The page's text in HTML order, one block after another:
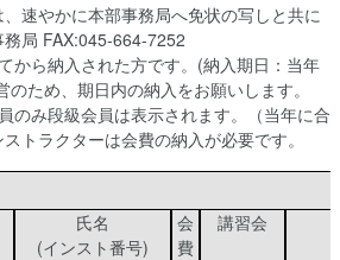
速やかに本部事務局へ免状の写しと共に
局 FAX:045-664-7252
から納入された方です。(納入期日：当年
ため、期日内の納入をお願いします。
のみ段級会員は表示されます。（当年に合
トラクターは会費の納入が必要です。
氏名
(インスト番号)
会
費
講習会